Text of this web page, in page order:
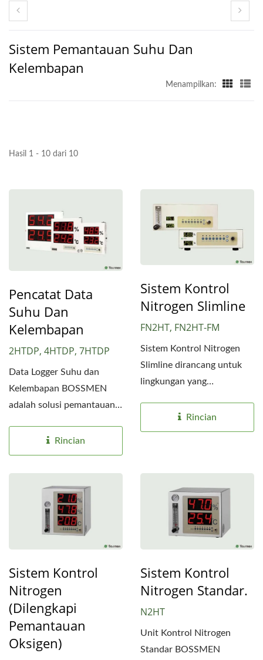
Sistem Pemantauan Suhu Dan
Kelembapan
Menampilkan:
Hasil 1 - 10 dari 10
Pencatat Data
Suhu Dan
Kelembapan
2HTDP, 4HTDP, 7HTDP
Data Logger Suhu dan
Kelembapan BOSSMEN
adalah solusi pemantauan
Rincian
Sistem Kontrol
Nitrogen Slimline
FN2HT, FN2HT-FM
Sistem Kontrol Nitrogen
Slimline dirancang untuk
lingkungan yang
nitrogen...
Rincian
Sistem Kontrol
Nitrogen
(Dilengkapi
Pemantauan
Oksigen)
Sistem Kontrol
Nitrogen Standar.
N2HT
Unit Kontrol Nitrogen
Standar BOSSMEN